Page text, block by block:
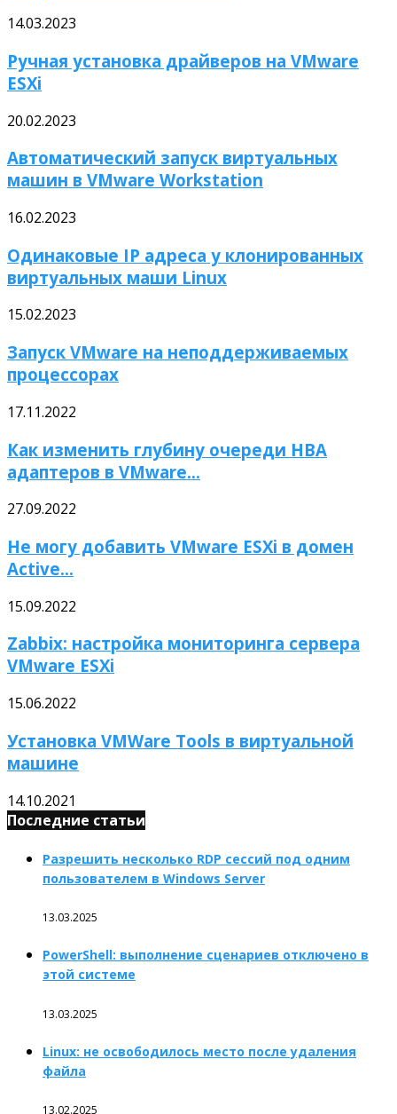
14.03.2023
Ручная установка драйверов на VMware
ESXi
20.02.2023
Автоматический запуск виртуальных
машин в VMware Workstation
16.02.2023
Одинаковые IP адреса у клонированных
виртуальных маши Linux
15.02.2023
Запуск VMware на неподдерживаемых
процессорах
17.11.2022
Как изменить глубину очереди HBA
адаптеров в VMware...
27.09.2022
Не могу добавить VMware ESXi в домен
Active...
15.09.2022
Zabbix: настройка мониторинга сервера
VMware ESXi
15.06.2022
Установка VMWare Tools в виртуальной
машине
14.10.2021
Последние статьи
Разрешить несколько RDP сессий под одним
пользователем в Windows Server
13.03.2025
PowerShell: выполнение сценариев отключено в
этой системе
13.03.2025
Linux: не освободилось место после удаления
файла
13.02.2025